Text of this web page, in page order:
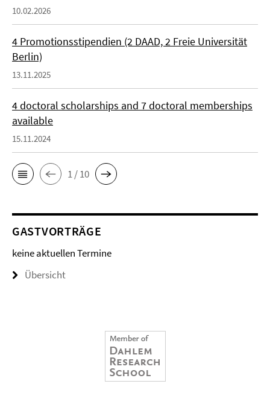
10.02.2026
4 Promotionsstipendien (2 DAAD, 2 Freie Universität
Berlin)
13.11.2025
4 doctoral scholarships and 7 doctoral memberships
available
15.11.2024
1 / 10
GASTVORTRÄGE
keine aktuellen Termine
Übersicht